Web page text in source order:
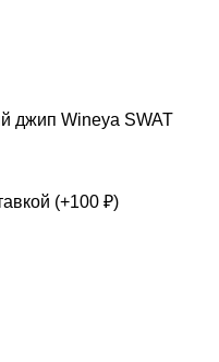
джип Wineya SWAT
(+100 ₽)